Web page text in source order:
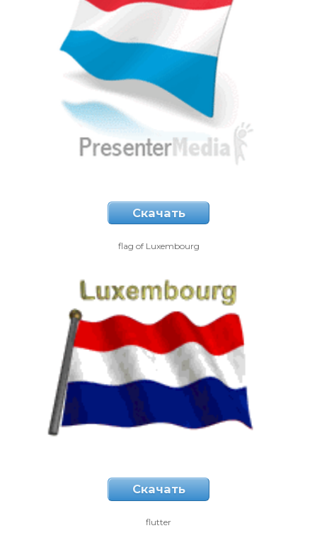
Скачать
flag of Luxembourg
Скачать
flutter